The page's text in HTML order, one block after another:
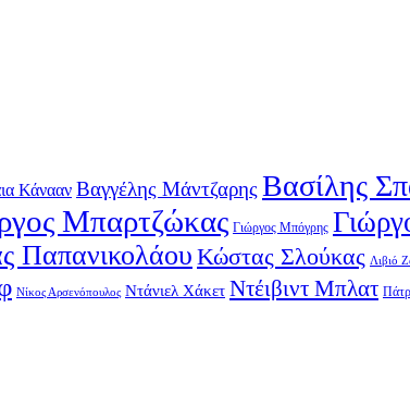
Κάνααν Βαγγέλης Μάντζαρης Βασίλης
Μπαρτζώκας Γιώργος Μπόγρης
Παπανικολάου Κώστας Σλούκας Λιβιό
Νίκος Αρσενόπουλος Ντάνιελ Χάκετ Ντέιβιντ Μπλατ